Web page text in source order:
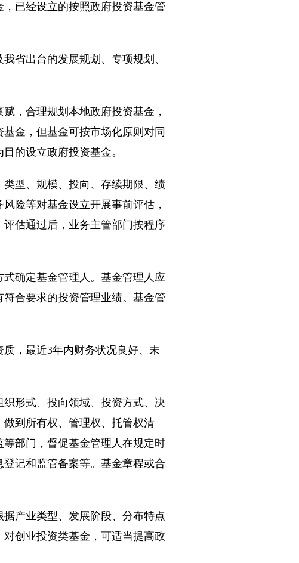
已经设立的按照政府投资基金管
省出台的发展规划、专项规划、
，合理规划本地政府投资基金，
金，但基金可按市场化原则对同
的设立政府投资基金。
型、规模、投向、存续期限、绩
险等对基金设立开展事前评估，
估通过后，业务主管部门按程序
确定基金管理人。基金管理人应
合要求的投资管理业绩。基金管
，最近3年内财务状况良好、未
形式、投向领域、投资方式、决
到所有权、管理权、托管权清
部门，督促基金管理人在规定时
记和监管备案等。基金章程或合
产业类型、发展阶段、分布特点
创业投资类基金，可适当提高政